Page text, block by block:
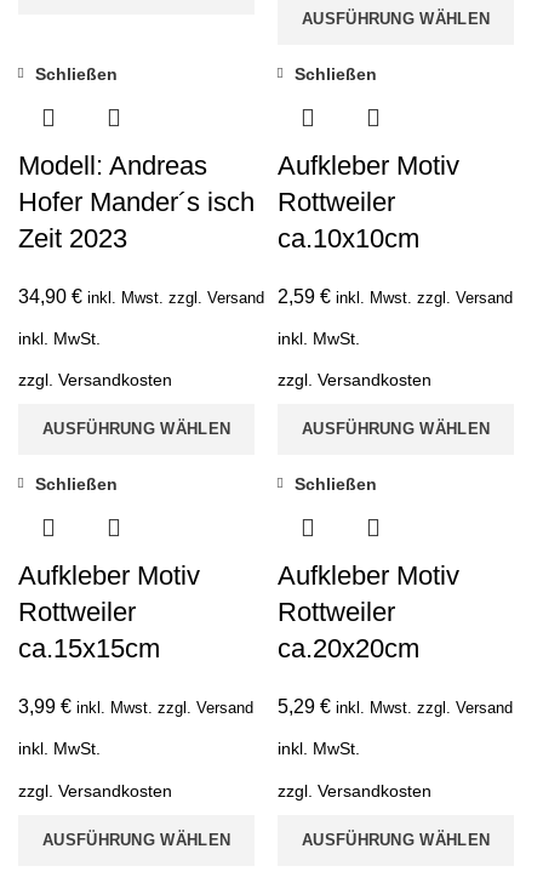
AUSFÜHRUNG WÄHLEN
Schließen
Modell: Andreas
Hofer Mander´s isch
Zeit 2023
34,90 € inkl. Mwst. zzgl. Versand
inkl. MwSt.
zzgl. Versandkosten
AUSFÜHRUNG WÄHLEN
Schließen
Aufkleber Motiv
Rottweiler
ca.10x10cm
2,59 € inkl. Mwst. zzgl. Versand
inkl. MwSt.
zzgl. Versandkosten
AUSFÜHRUNG WÄHLEN
Schließen
Aufkleber Motiv
Rottweiler
ca.15x15cm
3,99 € inkl. Mwst. zzgl. Versand
inkl. MwSt.
zzgl. Versandkosten
AUSFÜHRUNG WÄHLEN
Schließen
Aufkleber Motiv
Rottweiler
ca.20x20cm
5,29 € inkl. Mwst. zzgl. Versand
inkl. MwSt.
zzgl. Versandkosten
AUSFÜHRUNG WÄHLEN